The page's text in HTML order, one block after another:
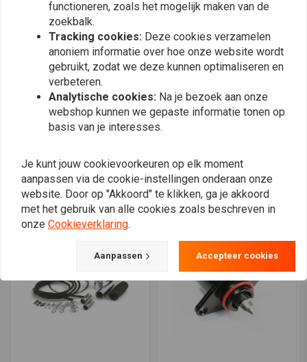
Grips Voor Harley
Davidson 74-80 BT
Harley Davidson 81-95 BT
€24,37
functioneren, zoals het mogelijk maken van de
zoekbalk.
Tracking cookies: Deze cookies verzamelen
anoniem informatie over hoe onze website wordt
gebruikt, zodat we deze kunnen optimaliseren en
verbeteren.
Analytische cookies: Na je bezoek aan onze
webshop kunnen we gepaste informatie tonen op
basis van je interesses.
Je kunt jouw cookievoorkeuren op elk moment
aanpassen via de cookie-instellingen onderaan onze
website. Door op "Akkoord" te klikken, ga je akkoord
met het gebruik van alle cookies zoals beschreven in
onze Cookieverklaring.
Aanpassen Accepteer cookies